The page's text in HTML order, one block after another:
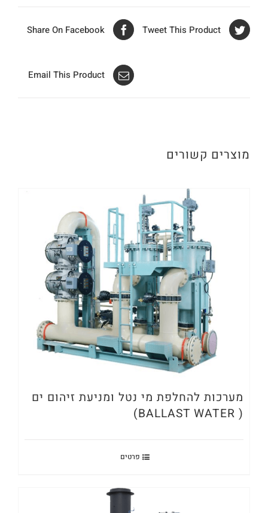
Share On Facebook Tweet This Product
Email This Product
מוצרים קשורים
מערכות להחלפת מי נטל ומניעת זיהום ים
( BALLAST WATER)
פרטים